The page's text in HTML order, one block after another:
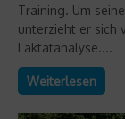
Training. Um
unterzieht er sich
Laktatanalyse....
Weiterlesen